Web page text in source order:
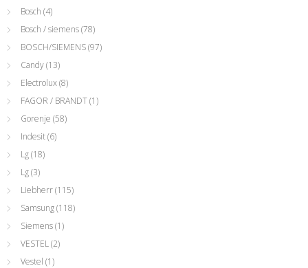
Bosch (4)
Bosch / siemens(78)
BOSCH/SIEMENS(97)
Candy(13)
Electrolux(8)
FAGOR / BRANDT(1)
Gorenje (58)
Indesit(6)
Lg(18)
Lg(3)
Liebherr(115)
Samsung(118)
Siemens(1)
VESTEL(2)
Vestel (1)